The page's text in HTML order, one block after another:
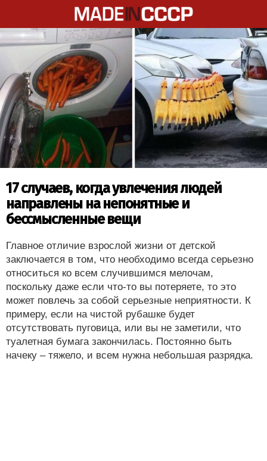
17 случаев, когда увлечения людей
направлены на непонятные и
бессмысленные вещи
Главное отличие взрослой жизни от детской
заключается в том, что необходимо всегда серьезно
относиться ко всем случившимся мелочам,
поскольку даже если что-то вы потеряете, то это
может повлечь за собой серьезные неприятности. К
примеру, если на чистой рубашке будет
отсутствовать пуговица, или вы не заметили, что
туалетная бумага закончилась. Постоянно быть
начеку – тяжело, и всем нужна небольшая разрядка.